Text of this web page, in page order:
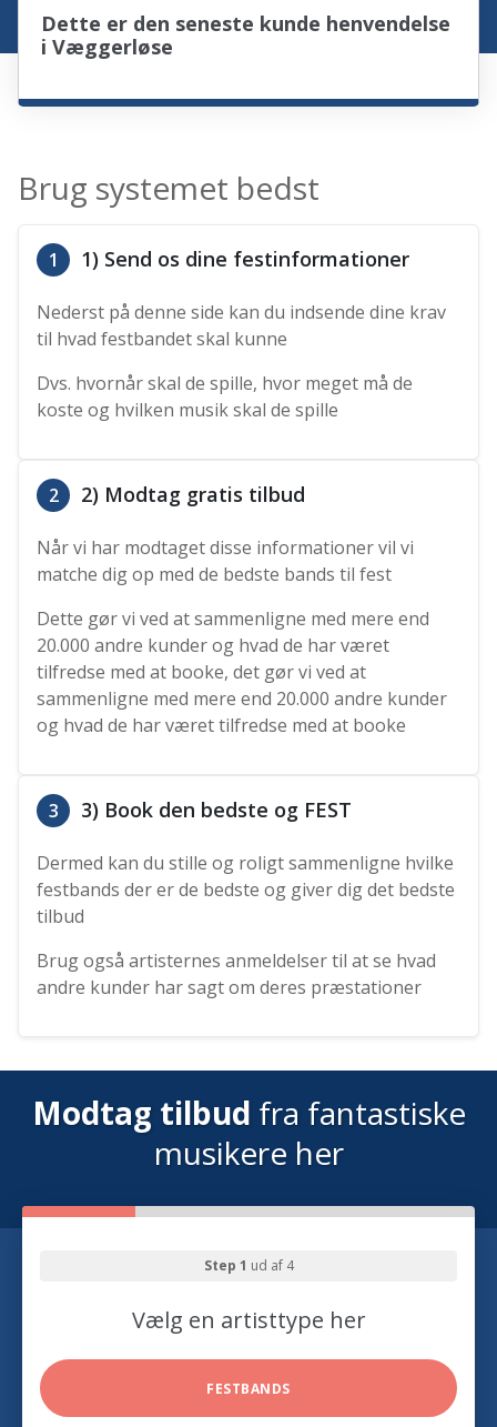
Dette er den seneste kunde henvendelse
i Væggerløse
Brug systemet bedst
1 1) Send os dine festinformationer
Nederst på denne side kan du indsende dine krav
til hvad festbandet skal kunne
Dvs. hvornår skal de spille, hvor meget må de
koste og hvilken musik skal de spille
2 2) Modtag gratis tilbud
Når vi har modtaget disse informationer vil vi
matche dig op med de bedste bands til fest
Dette gør vi ved at sammenligne med mere end
20.000 andre kunder og hvad de har været
tilfredse med at booke, det gør vi ved at
sammenligne med mere end 20.000 andre kunder
og hvad de har været tilfredse med at booke
3 3) Book den bedste og FEST
Dermed kan du stille og roligt sammenligne hvilke
festbands der er de bedste og giver dig det bedste
tilbud
Brug også artisternes anmeldelser til at se hvad
andre kunder har sagt om deres præstationer
Modtag tilbud fra fantastiske
musikere her
Step 1 ud af 4
Vælg en artisttype her
FESTBANDS